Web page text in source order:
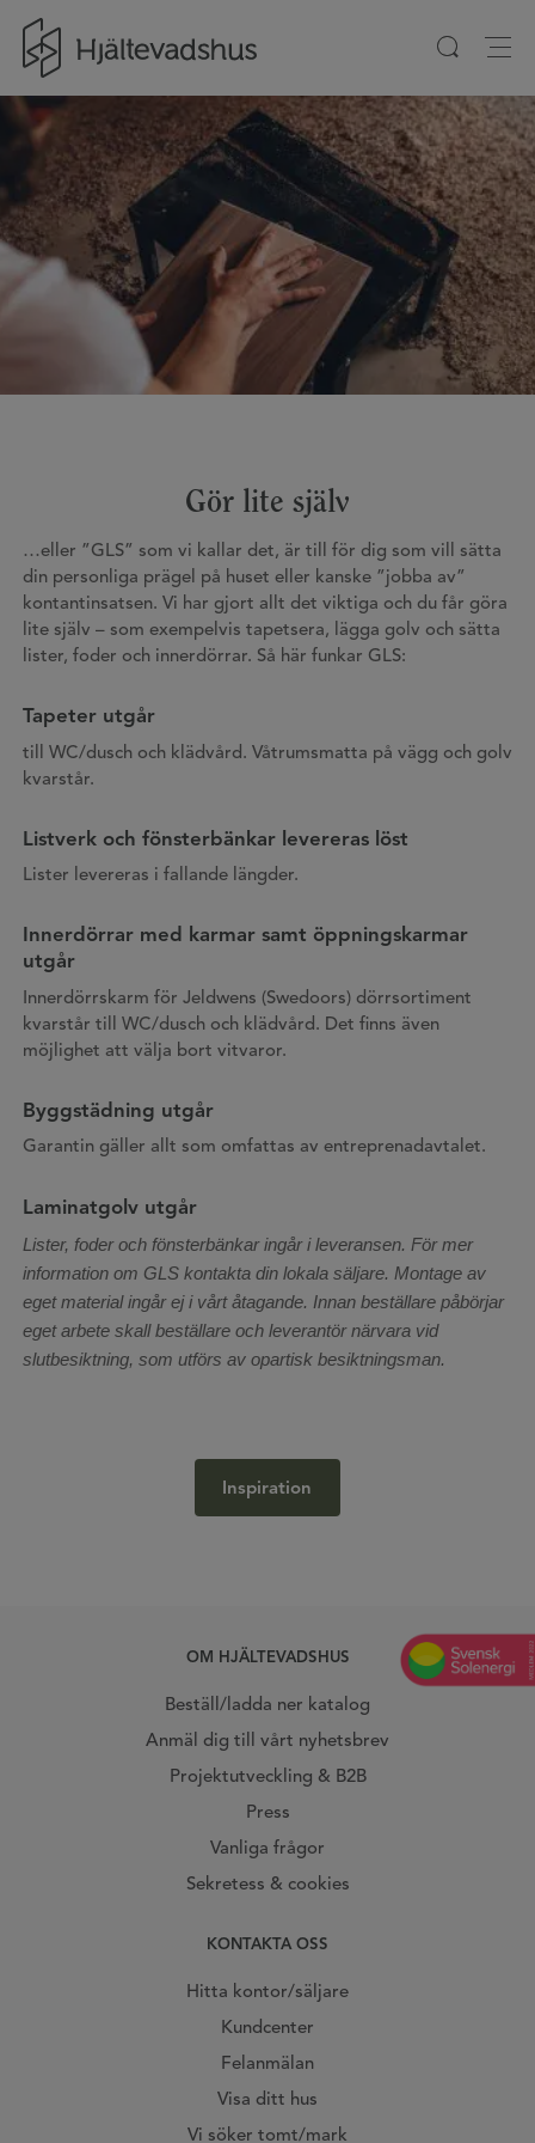
Gör lite själv
…eller ”GLS” som vi kallar det, är till för dig som vill sätta
din personliga prägel på huset eller kanske ”jobba av”
kontantinsatsen. Vi har gjort allt det viktiga och du får göra
lite själv – som exempelvis tapetsera, lägga golv och sätta
lister, foder och innerdörrar. Så här funkar GLS:
Tapeter utgår
till WC/dusch och klädvård. Våtrumsmatta på vägg och golv
kvarstår.
Listverk och fönsterbänkar levereras löst
Lister levereras i fallande längder.
Innerdörrar med karmar samt öppningskarmar
utgår
Innerdörrskarm för Jeldwens (Swedoors) dörrsortiment
kvarstår till WC/dusch och klädvård. Det finns även
möjlighet att välja bort vitvaror.
Byggstädning utgår
Garantin gäller allt som omfattas av entreprenadavtalet.
Laminatgolv utgår
Lister, foder och fönsterbänkar ingår i leveransen. För mer
information om GLS kontakta din lokala säljare. Montage av
eget material ingår ej i vårt åtagande. Innan beställare påbörjar
eget arbete skall beställare och leverantör närvara vid
slutbesiktning, som utförs av opartisk besiktningsman.
Inspiration
OM HJÄLTEVADSHUS
Beställ/ladda ner katalog
Anmäl dig till vårt nyhetsbrev
Projektutveckling & B2B
Press
Vanliga frågor
Sekretess & cookies
KONTAKTA OSS
Hitta kontor/säljare
Kundcenter
Felanmälan
Visa ditt hus
Vi söker tomt/mark